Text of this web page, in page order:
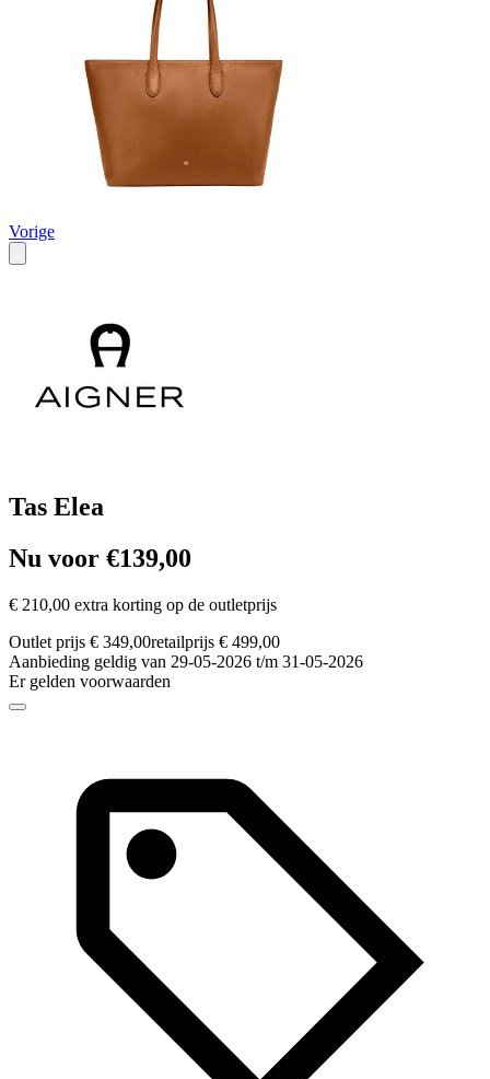
Vorige
Tas Elea
Nu voor €139,00
€ 210,00 extra korting op de outletprijs
Outlet prijs € 349,00retailprijs € 499,00
Aanbieding geldig van 29-05-2026 t/m 31-05-2026
Er gelden voorwaarden